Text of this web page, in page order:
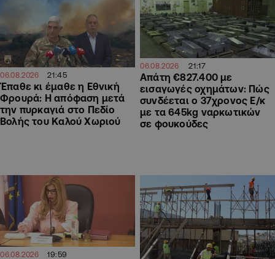
06.08.2026 21:45
Έπαθε κι έμαθε η Εθνική
Φρουρά: Η απόφαση μετά
την πυρκαγιά στο Πεδίο
Βολής του Καλού Χωριού
06.08.2026 21:17
Απάτη €827.400 με
εισαγωγές οχημάτων: Πώς
συνδέεται ο 37χρονος Ε/κ
με τα 645kg ναρκωτικών
σε φουκούδες
06.08.2026 19:59